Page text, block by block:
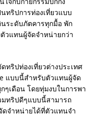
ทริปการท่องเที่ยวแบบ
นระดับภัตคารทุกมื้อ พัก
วแทนผู้จัดจำหน่ายกว่า
ริปท่องเที่ยวต่างประเทศ
แบบนี้สำหรับตัวแทนผู้จัด
ๆเดือน โดยทุ่มงบในการพา
มทริปดีๆแบบนี้สามารถ
จำหน่ายได้ที่ตัวแทนจำ